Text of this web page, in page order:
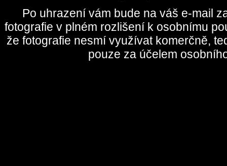
Po uhrazení vám bude na váš e-mail
fotografie v plném rozlišení k osobnímu
že fotografie nesmí využívat komerčně,
pouze za účelem